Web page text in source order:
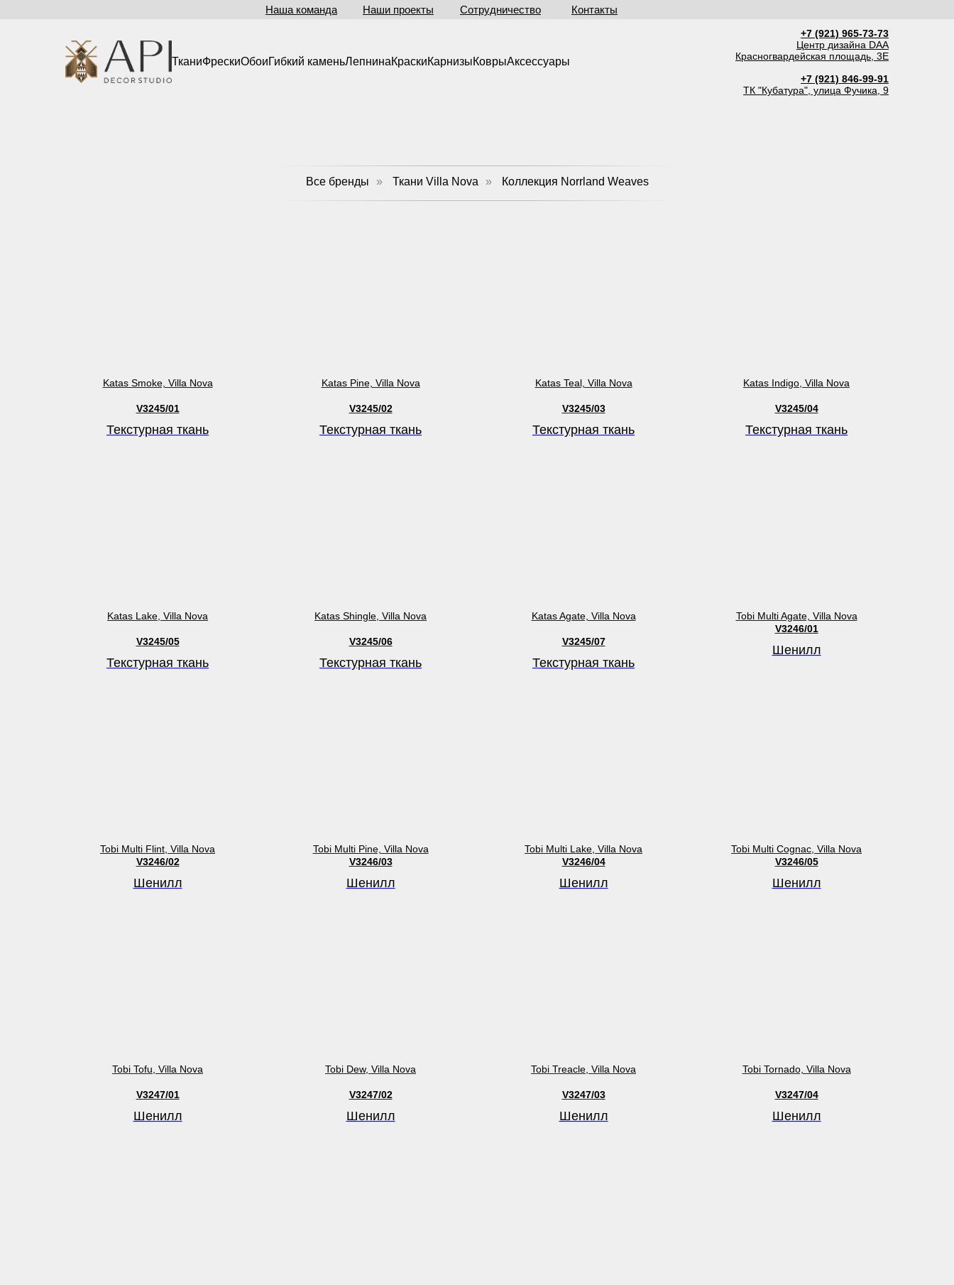
Наша команда Наши проекты Сотрудничество Контакты
ТканиФрескиОбоиГибкий каменьЛепнинаКраскиКарнизыКоврыАксессуары
+7 (921) 965-73-73
Центр дизайна DAA
Красногвардейская площадь, 3Е
+7 (921) 846-99-91
ТК "Кубатура", улица Фучика, 9
Все бренды » Ткани Villa Nova » Коллекция Norrland Weaves
Katas Smoke, Villa Nova
V3245/01
Текстурная ткань
Katas Pine, Villa Nova
V3245/02
Текстурная ткань
Katas Teal, Villa Nova
V3245/03
Текстурная ткань
Katas Indigo, Villa Nova
V3245/04
Текстурная ткань
Katas Lake, Villa Nova
V3245/05
Текстурная ткань
Katas Shingle, Villa Nova
V3245/06
Текстурная ткань
Katas Agate, Villa Nova
V3245/07
Текстурная ткань
Tobi Multi Agate, Villa Nova
V3246/01
Шенилл
Tobi Multi Flint, Villa Nova
V3246/02
Шенилл
Tobi Multi Pine, Villa Nova
V3246/03
Шенилл
Tobi Multi Lake, Villa Nova
V3246/04
Шенилл
Tobi Multi Cognac, Villa Nova
V3246/05
Шенилл
Tobi Tofu, Villa Nova
V3247/01
Шенилл
Tobi Dew, Villa Nova
V3247/02
Шенилл
Tobi Treacle, Villa Nova
V3247/03
Шенилл
Tobi Tornado, Villa Nova
V3247/04
Шенилл